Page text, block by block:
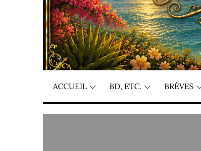
ACCUEIL BD, ETC. BRÈVES